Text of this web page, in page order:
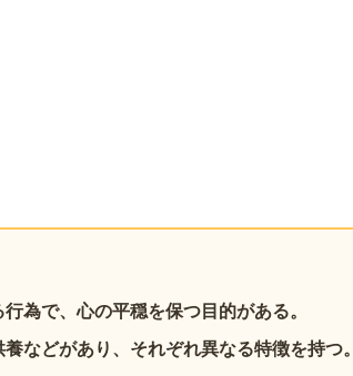
為で、心の平穏を保つ目的がある。
などがあり、それぞれ異なる特徴を持つ。